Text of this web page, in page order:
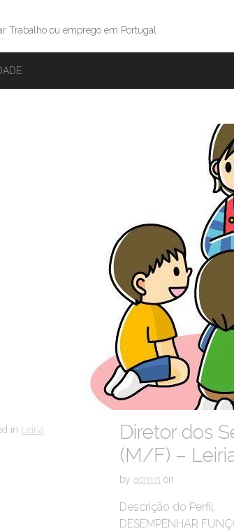
Trabalho ou emprego em Portugal
in Leiria
Diretor dos
(M/F) –
by admin on
Descrição do Perfil
DESEMPENHAR